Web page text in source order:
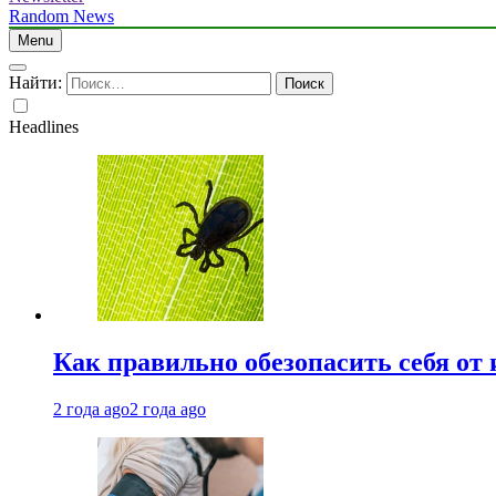
Random News
Menu
Найти:
Headlines
Как правильно обезопасить себя
2 года ago2 года ago